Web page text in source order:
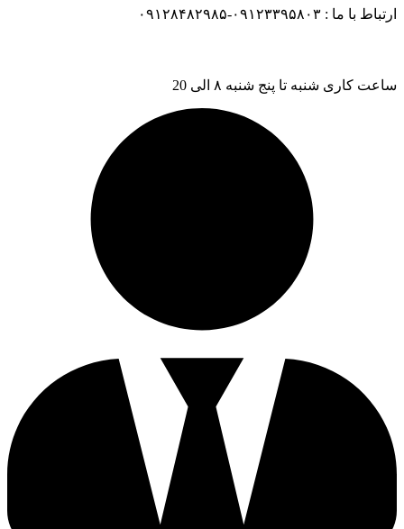
ارتباط با ما : ۰۹۱۲۳۳۹۵۸۰۳-۰۹۱۲۸۴۸۲۹۸۵
ساعت کاری شنبه تا پنج شنبه ۸ الی 20